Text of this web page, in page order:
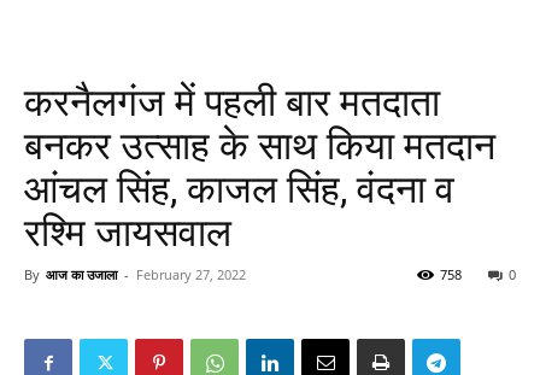
करनैलगंज में पहली बार मतदाता
बनकर उत्साह के साथ किया मतदान
आंचल सिंह, काजल सिंह, वंदना व
रश्मि जायसवाल
By आज का उजाला - February 27, 2022 0
758